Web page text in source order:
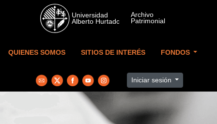
Skip to main content
QUIENES SOMOS SITIOS DE INTERÉS FONDOS
Iniciar sesión